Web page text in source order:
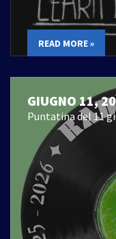
READ MORE »
GIUGNO 11,
Puntatina del 11